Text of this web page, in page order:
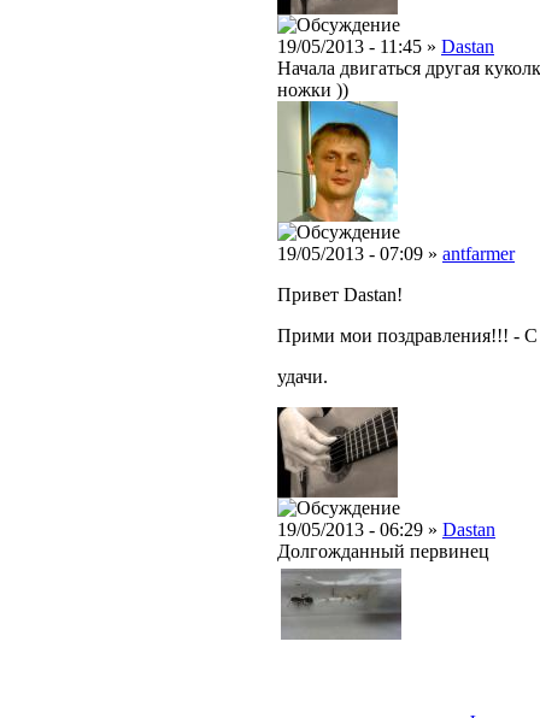
19/05/2013 - 11:45 » Dastan
Начала двигаться другая
ножки ))
19/05/2013 - 07:09 » antfarmer
Привет Dastan!
Прими мои поздравления!!!
удачи.
19/05/2013 - 06:29 » Dastan
Долгожданный первинец